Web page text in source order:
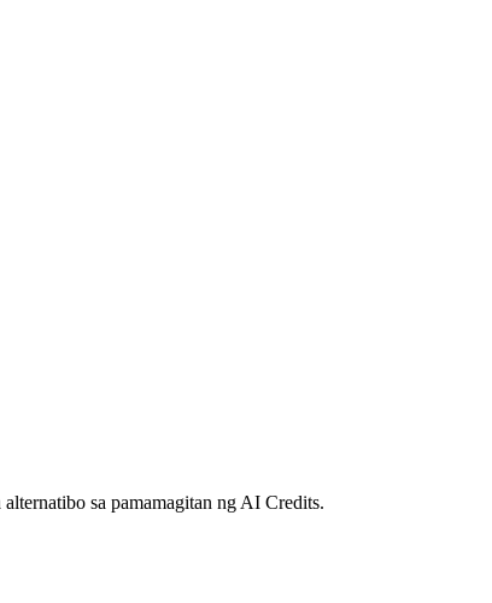
sa pamamagitan ng AI Credits.